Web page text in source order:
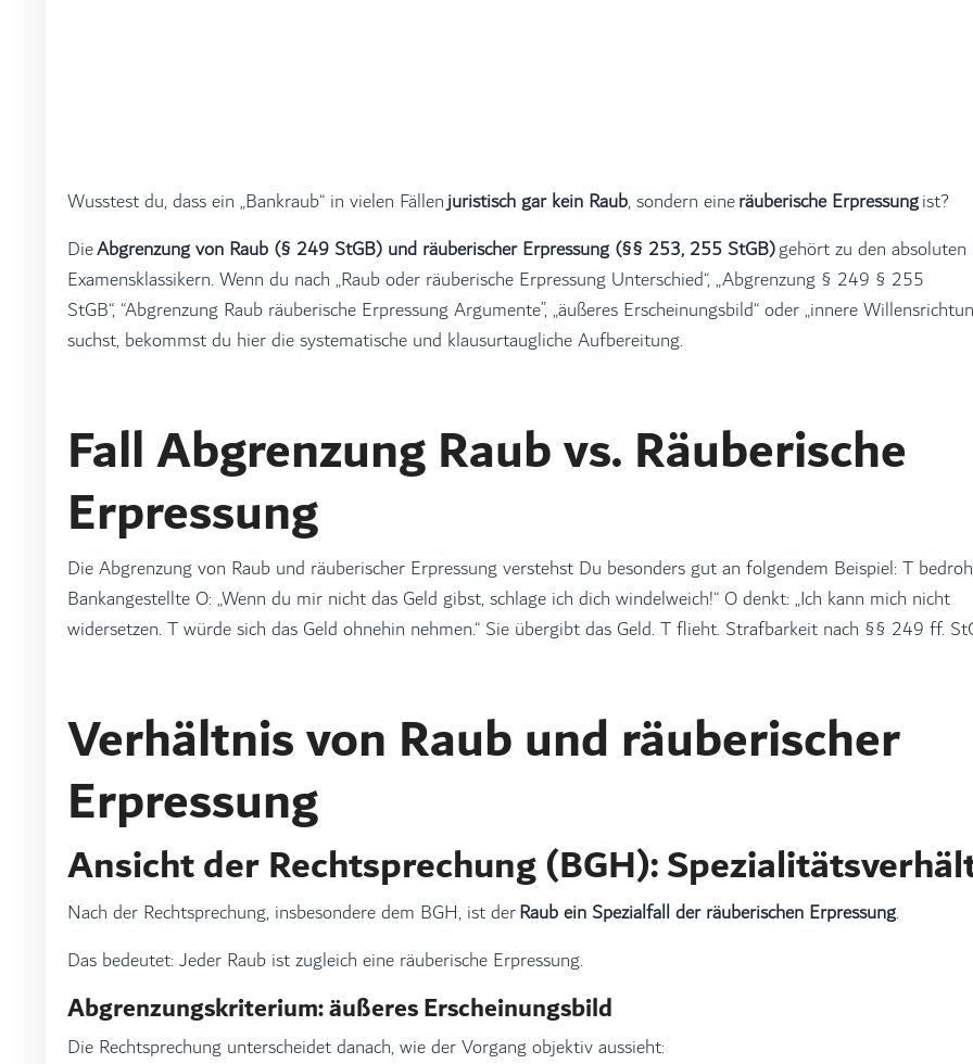
Wusstest du, dass ein „Bankraub“ in vielen Fällenjuristisch gar kein Raub, sondern eineräuberische Erpressungist?
DieAbgrenzung von Raub (§ 249 StGB) und räuberischer Erpressung (§§ 253, 255 StGB)gehört zu den absoluten
Examensklassikern. Wenn du nach „Raub oder räuberische Erpressung Unterschied“, „Abgrenzung § 249 § 255
StGB“, “Abgrenzung Raub räuberische Erpressung Argumente”, „äußeres Erscheinungsbild“ oder „innere
suchst, bekommst du hier die systematische und klausurtaugliche Aufbereitung.
Fall Abgrenzung Raub vs. Räuberische
Erpressung
Die Abgrenzung von Raub und räuberischer Erpressung verstehst Du besonders gut an folgendem Beispiel: T
Bankangestellte O: „Wenn du mir nicht das Geld gibst, schlage ich dich windelweich!“ O denkt: „Ich kann mich nicht
widersetzen. T würde sich das Geld ohnehin nehmen.“ Sie übergibt das Geld. T flieht. Strafbarkeit nach §§ 249 ff.
Verhältnis von Raub und räuberischer
Erpressung
Ansicht der Rechtsprechung (BGH):
Nach der Rechtsprechung, insbesondere dem BGH, ist derRaub ein Spezialfall der räuberischen Erpressung.
Das bedeutet: Jeder Raub ist zugleich eine räuberische Erpressung.
Abgrenzungskriterium: äußeres Erscheinungsbild
Die Rechtsprechung unterscheidet danach, wie der Vorgang objektiv aussieht: